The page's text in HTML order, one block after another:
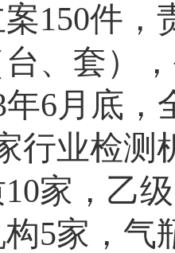
150件，
台、套）
年6月底，
行业检测
10家，乙
5家，气